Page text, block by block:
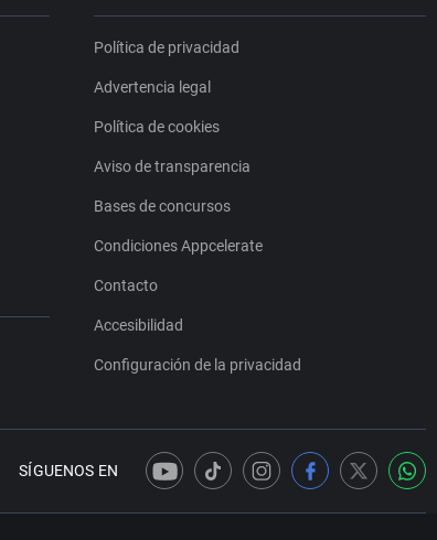
Política de privacidad
Advertencia legal
Política de cookies
Aviso de transparencia
Bases de concursos
Condiciones Appcelerate
Contacto
Accesibilidad
Configuración de la privacidad
SÍGUENOS EN